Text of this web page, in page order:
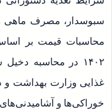
سبوسدار، مصرف ماهی
محاسبات قیمت بر
۱۴۰۲ در محاسبه
غذایی وزارت بهداشت و
خوراکی‌ها و